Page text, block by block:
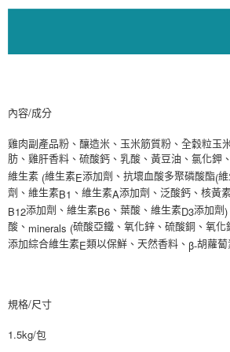
內容/成分
雞肉副產品粉、釀造米、玉米筋質粉、全穀粒玉
肪、雞肝香料、硫酸鈣、乳酸、黃豆油、氯化鉀
維生素 (維生素E添加劑、抗壞血酸多聚磷酸酯(
劑、維生素B1 、維生素A添加劑、泛酸鈣、核黃
B12添加劑、維生素B6 、葉酸、維生素D3添加劑)
酸、 minerals (硫酸亞鐵、氧化鋅、硫酸銅、氧
添加綜合維生素E類以保鮮、天然香料、 β-胡蘿蔔
規格/尺寸
1.5kg/包